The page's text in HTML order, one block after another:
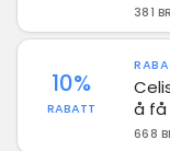
381
10%
RABATT
å få
668